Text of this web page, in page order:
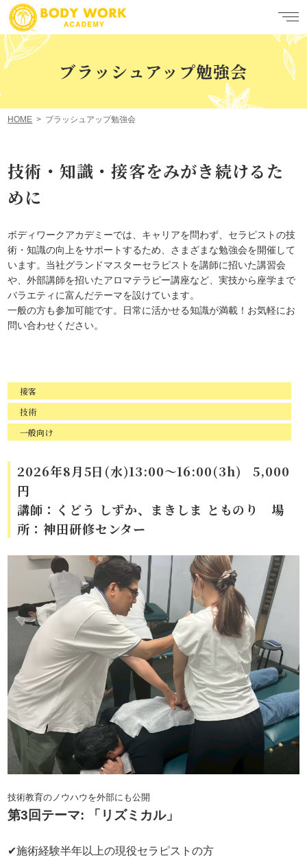
ブラッシュアップ勉強会
HOME ブラッシュアップ勉強会
技術・知識・接客をみがき続けるた
めに
ボディワークアカデミーでは、キャリアを問わず、セラピストの技
術・知識の向上をサポートするため、さまざまな勉強会を開催して
います。当社グランドマスターセラピストを講師に招いた講習会
や、外部講師を招いたアロマテラピー講座など、実技から座学まで
バラエティに富んだテーマを設けています。
一般の方も参加可能です。日常に活かせる知識が満載！お気軽にお
問い合わせください。
接客
技術
一般向け
2026年8月5日(水)13:00〜16:00(3h) 5,000
円
講師：くどう しずか、まきしま とものり 場
所：神田研修センター
技術教育のノウハウを外部にも公開
第3回テーマ: 「リズミカル」
✔施術経験半年以上の現役セラピストの方